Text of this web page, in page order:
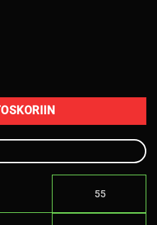
94W C,B 72dB/ kesä määrä
55